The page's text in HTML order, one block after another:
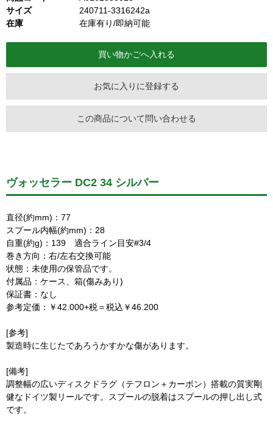
サイズ
240711-3316242a
在庫
在庫有り/即納可能
お気に入りに登録する
この商品について問い合わせる
ヴォッセラー DC2 34 シルバー
直径(約mm)：77
スプール内幅(約mm)：28
自重(約g)：139 適合ライン目安#3/4
巻き方向：右/左右交換可能
状態：未使用の保管品です。
付属品：ケース、箱(傷みあり)
保証書：なし
参考定価：￥42.000+税＝税込￥46.200
[参考]
製造時に生じたであろうかすかな傷があります。
[備考]
調整幅の広いディスクドラグ（テフロン＋カーボン）搭載の質実剛
健なドイツ製リールです。スプールの脱着はスプールの押し出し式
です。